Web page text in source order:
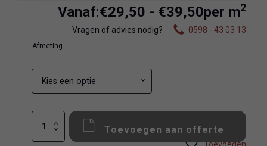
Vanaf:€29,50 - €39,50
€29,50
per m2
Vragen of advies nodig? 0598 - 43 03 13
Afmeting
Armonie
Chicago
Tortora
Toevoegen aan offerte
Toevoegen